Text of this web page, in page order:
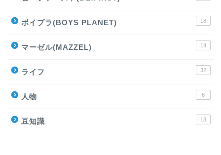
ボイプラ(BOYS PLANET) 18
マーゼル(MAZZEL) 14
ライフ 32
人物 6
豆知識 13